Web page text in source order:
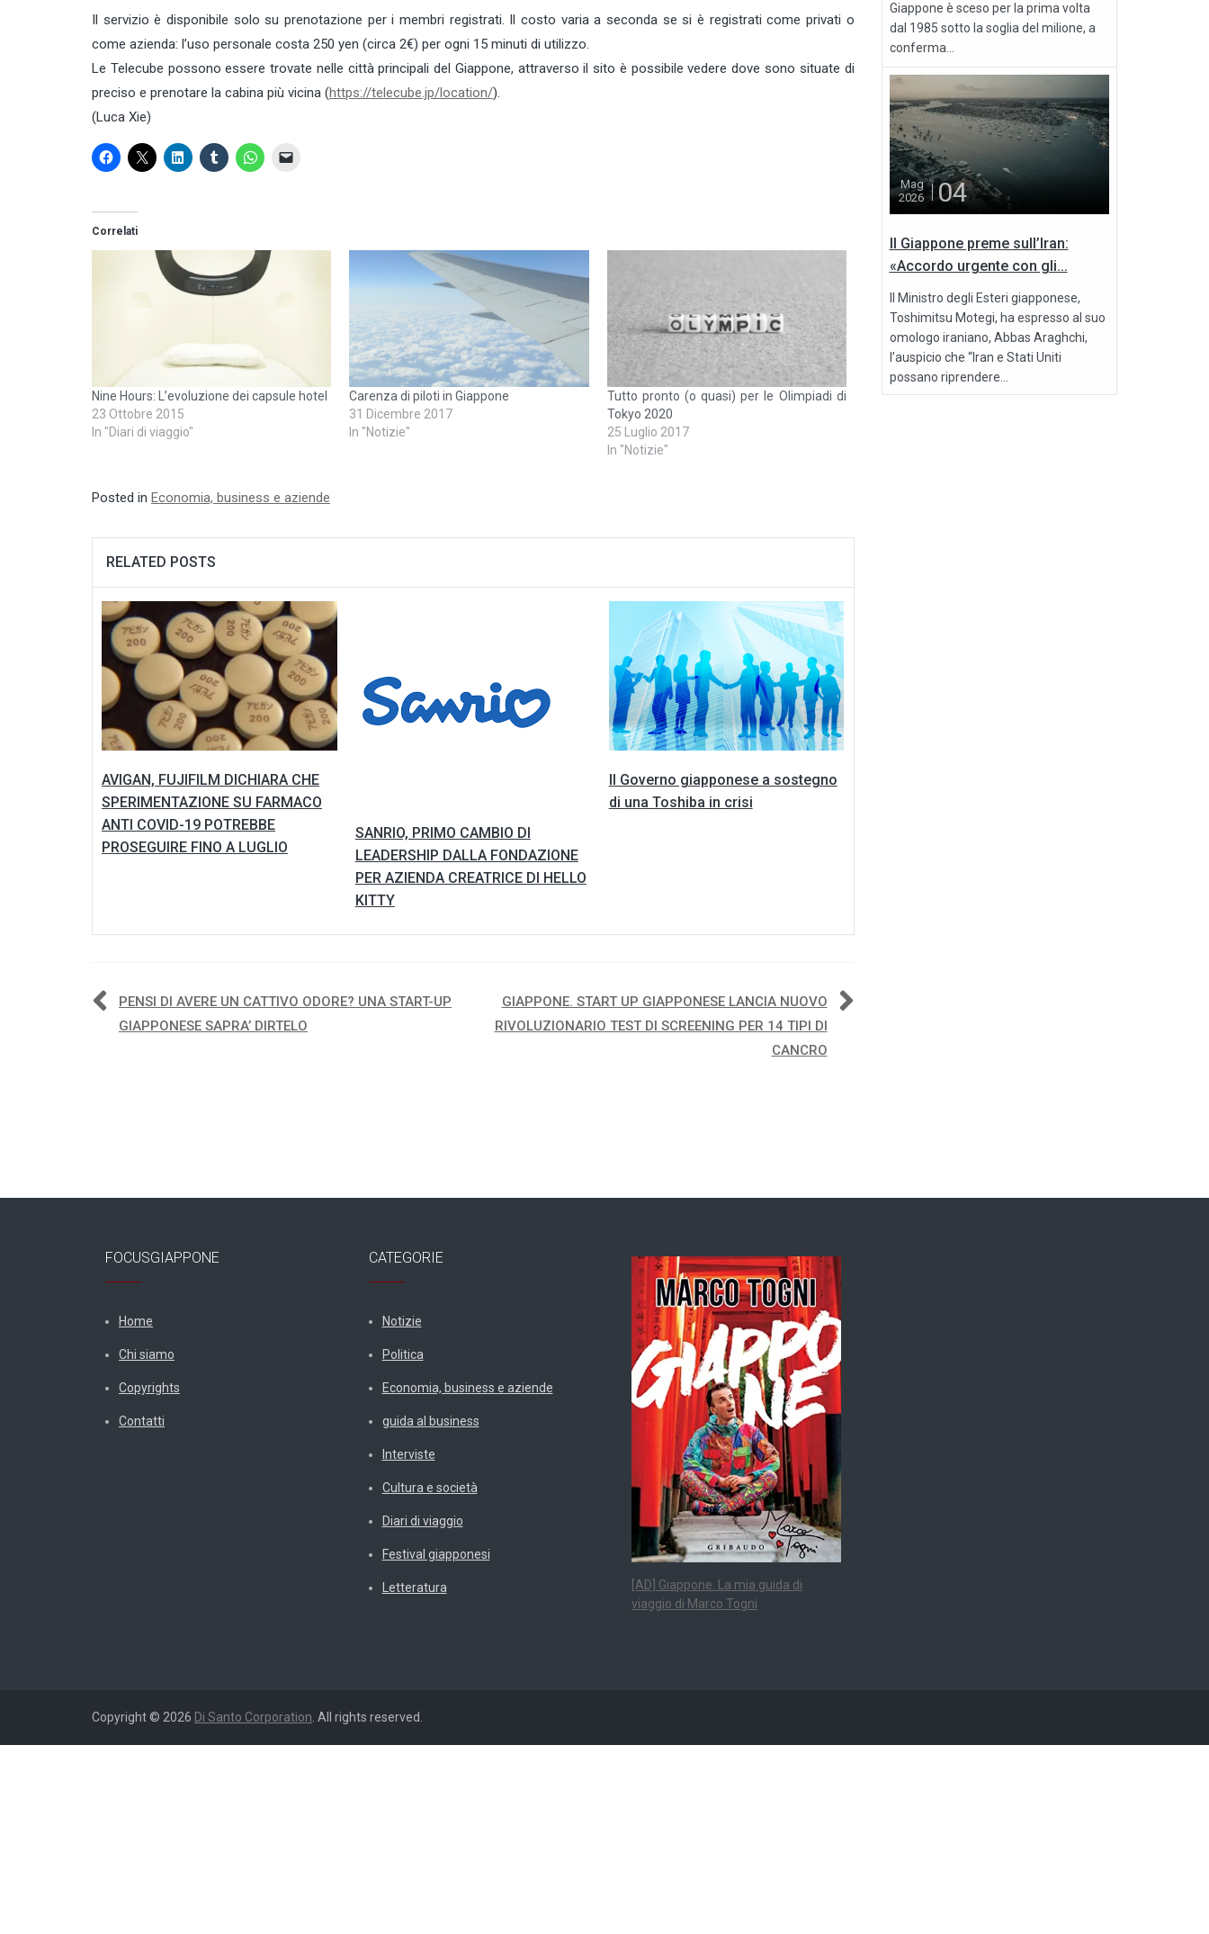
Il servizio è disponibile solo su prenotazione per i membri registrati. Il costo varia a seconda se si è registrati come privati o
come azienda: l’uso personale costa 250 yen (circa 2€) per ogni 15 minuti di utilizzo.
Le Telecube possono essere trovate nelle città principali del Giappone, attraverso il sito è possibile vedere dove sono situate di
preciso e prenotare la cabina più vicina (https://telecube.jp/location/).
(Luca Xie)
Correlati
Nine Hours: L’evoluzione dei capsule hotel
23 Ottobre 2015
In "Diari di viaggio"
Carenza di piloti in Giappone
31 Dicembre 2017
In "Notizie"
Tutto pronto (o quasi) per le Olimpiadi di
Tokyo 2020
25 Luglio 2017
In "Notizie"
Posted in Economia, business e aziende
RELATED POSTS
AVIGAN, FUJIFILM DICHIARA CHE
SPERIMENTAZIONE SU FARMACO
ANTI COVID-19 POTREBBE
PROSEGUIRE FINO A LUGLIO
SANRIO, PRIMO CAMBIO DI
LEADERSHIP DALLA FONDAZIONE
PER AZIENDA CREATRICE DI HELLO
KITTY
Il Governo giapponese a sostegno
di una Toshiba in crisi
Navigazione
PENSI DI AVERE UN CATTIVO ODORE? UNA START-UP
GIAPPONESE SAPRA’ DIRTELO
GIAPPONE. START UP GIAPPONESE LANCIA NUOVO
RIVOLUZIONARIO TEST DI SCREENING PER 14 TIPI DI
CANCRO
Giappone è sceso per la prima volta
dal 1985 sotto la soglia del milione, a
conferma...
Mag
2026
04
Il Giappone preme sull’Iran:
«Accordo urgente con gli...
Il Ministro degli Esteri giapponese,
Toshimitsu Motegi, ha espresso al suo
omologo iraniano, Abbas Araghchi,
l’auspicio che “Iran e Stati Uniti
possano riprendere...
FOCUSGIAPPONE
Home
Chi siamo
Copyrights
Contatti
CATEGORIE
Notizie
Politica
Economia, business e aziende
guida al business
Interviste
Cultura e società
Diari di viaggio
Festival giapponesi
Letteratura
[AD] Giappone. La mia guida di
viaggio di Marco Togni
Copyright © 2026 Di Santo Corporation . All rights reserved.